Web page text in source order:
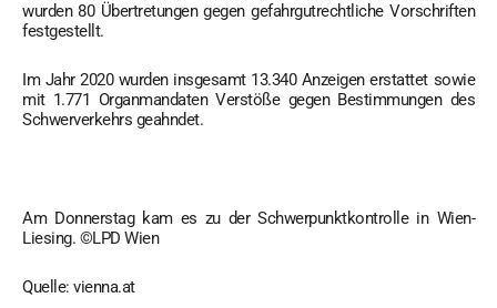
wurden 80 Übertretungen gegen gefahrgutrechtliche Vorschriften
festgestellt.
Im Jahr 2020 wurden insgesamt 13.340 Anzeigen erstattet sowie
mit 1.771 Organmandaten Verstöße gegen Bestimmungen des
Schwerverkehrs geahndet.
Am Donnerstag kam es zu der Schwerpunktkontrolle in Wien-
Liesing. ©LPD Wien
Quelle: vienna.at